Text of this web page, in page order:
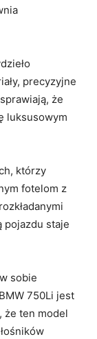
precyzyjne
że
luksusowym
którzy
fotelom z
pojazdu⁣ staje
sobie
750Li jest‍
że ​ten‍ model